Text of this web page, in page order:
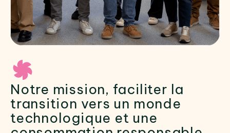
Notre mission, faciliter la
transition vers un monde
technologique et une